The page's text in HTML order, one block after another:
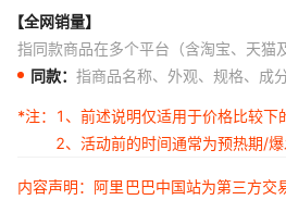
【全网销量】
指同款商品在多个平台（含淘宝、天猫
同款： 指商品名称、外观、规格、成
*注：
1、前述说明仅适用于价格比较下
2、活动前的时间通常为预热期/
内容声明：阿里巴巴中国站为第三方